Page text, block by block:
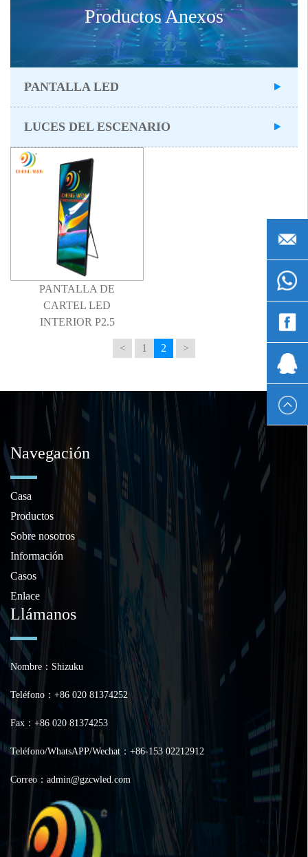
Productos Anexos
PANTALLA LED
LUCES DEL ESCENARIO
PANTALLA DE
CARTEL LED
INTERIOR P2.5
< 1 2 >
Navegación
Casa
Productos
Sobre nosotros
Información
Casos
Enlace
Llámanos
Nombre：Shizuku
Teléfono：+86 020 81374252
Fax：+86 020 81374253
Teléfono/WhatsAPP/Wechat：+86-153 02212912
Correo：admin@gzcwled.com
Wen
Chen